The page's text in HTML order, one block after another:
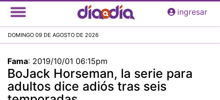
Pasar
al
principal
ingresar
DOMINGO 09 DE AGOSTO DE 2026
Fama: 2019/10/01 06:15pm
BoJack Horseman, la serie para
adultos dice adiós tras seis